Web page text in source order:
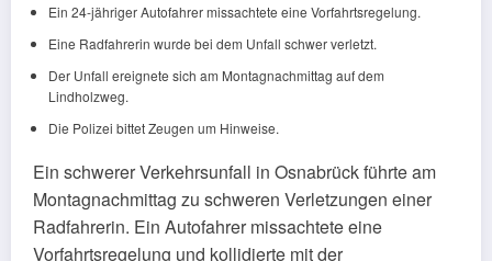
Ein 24-jähriger Autofahrer missachtete eine Vorfahrtsregelung.
Eine Radfahrerin wurde bei dem Unfall schwer verletzt.
Der Unfall ereignete sich am Montagnachmittag auf dem
Lindholzweg.
Die Polizei bittet Zeugen um Hinweise.
Ein schwerer Verkehrsunfall in Osnabrück führte am
Montagnachmittag zu schweren Verletzungen einer
Radfahrerin. Ein Autofahrer missachtete eine
Vorfahrtsregelung und kollidierte mit der